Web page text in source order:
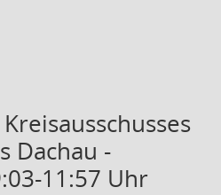
Dachau -
11:57 Uhr